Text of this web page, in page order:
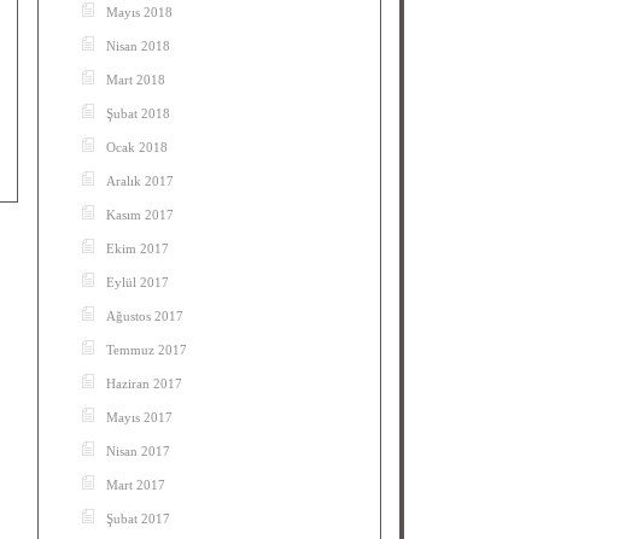
Mayıs 2018
Nisan 2018
Mart 2018
Şubat 2018
Ocak 2018
Aralık 2017
Kasım 2017
Ekim 2017
Eylül 2017
Ağustos 2017
Temmuz 2017
Haziran 2017
Mayıs 2017
Nisan 2017
Mart 2017
Şubat 2017